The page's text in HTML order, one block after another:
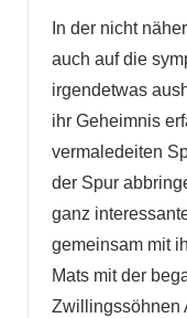
In der nicht
auch auf die
irgendetwas
ihr Geheimnis
vermaledeiten
der Spur
ganz
gemeinsam mit
Mats mit der
Zwillingssöhnen